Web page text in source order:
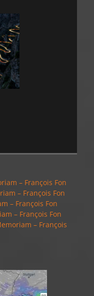
– François Fon
– François Fon
– François Fon
– François Fon
– François